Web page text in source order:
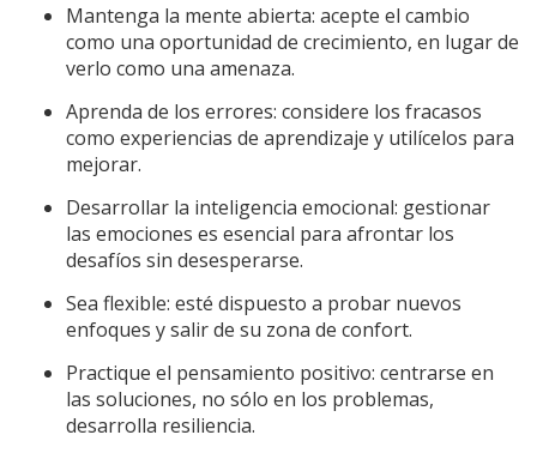
Mantenga la mente abierta: acepte el cambio
como una oportunidad de crecimiento, en lugar de
verlo como una amenaza.
Aprenda de los errores: considere los fracasos
como experiencias de aprendizaje y utilícelos para
mejorar.
Desarrollar la inteligencia emocional: gestionar
las emociones es esencial para afrontar los
desafíos sin desesperarse.
Sea flexible: esté dispuesto a probar nuevos
enfoques y salir de su zona de confort.
Practique el pensamiento positivo: centrarse en
las soluciones, no sólo en los problemas,
desarrolla resiliencia.